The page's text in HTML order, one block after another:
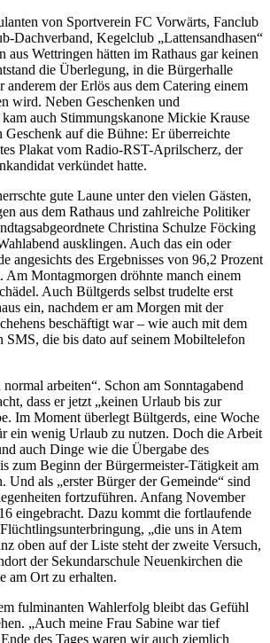
von Sportverein FC Vorwärts, Fanclub
Dachverband, Kegelclub „Lattensandhasen“
aus Wettringen hätten im Rathaus gar keinen
die Überlegung, in die Bürgerhalle
anderem der Erlös aus dem Catering einem
wird. Neben Geschenken und
auch Stimmungskanone Mickie Krause
Geschenk auf die Bühne: Er überreichte
Plakat vom Radio-RST-Aprilscherz, der
verkündet hatte.
gute Laune unter den vielen Gästen,
aus dem Rathaus und zahlreiche Politiker
Christina Schulze Föcking
ausklingen. Auch das ein oder
angesichts des Ergebnisses von 96,2 Prozent
Am Montagmorgen dröhnte manch einem
Auch Bültgerds selbst trudelte erst
ein, nachdem er am Morgen mit der
beschäftigt war – wie auch mit dem
SMS, die bis dato auf seinem Mobiltelefon
arbeiten“. Schon am Sonntagabend
dass er jetzt „keinen Urlaub bis zur
Im Moment überlegt Bültgerds, eine Woche
ein wenig Urlaub zu nutzen. Doch die Arbeit
auch Dinge wie die Übergabe des
zum Beginn der Bürgermeister-Tätigkeit am
Und als „erster Bürger der Gemeinde“ sind
fortzuführen. Anfang November
eingebracht. Dazu kommt die fortlaufende
„die uns in Atem
oben auf der Liste steht der zweite Versuch,
der Sekundarschule Neuenkirchen die
am Ort zu erhalten.
fulminanten Wahlerfolg bleibt das Gefühl
„Auch meine Frau Sabine war tief
des Tages waren wir auch ziemlich